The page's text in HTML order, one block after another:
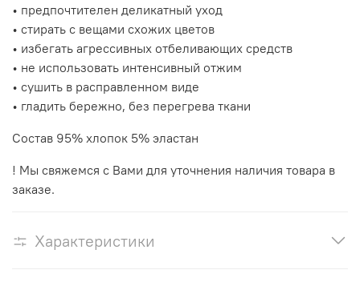
• предпочтителен деликатный уход
• стирать с вещами схожих цветов
• избегать агрессивных отбеливающих средств
• не использовать интенсивный отжим
• сушить в расправленном виде
• гладить бережно, без перегрева ткани
Состав 95% хлопок 5% эластан
! Мы свяжемся с Вами для уточнения наличия товара в
заказе.
Характеристики